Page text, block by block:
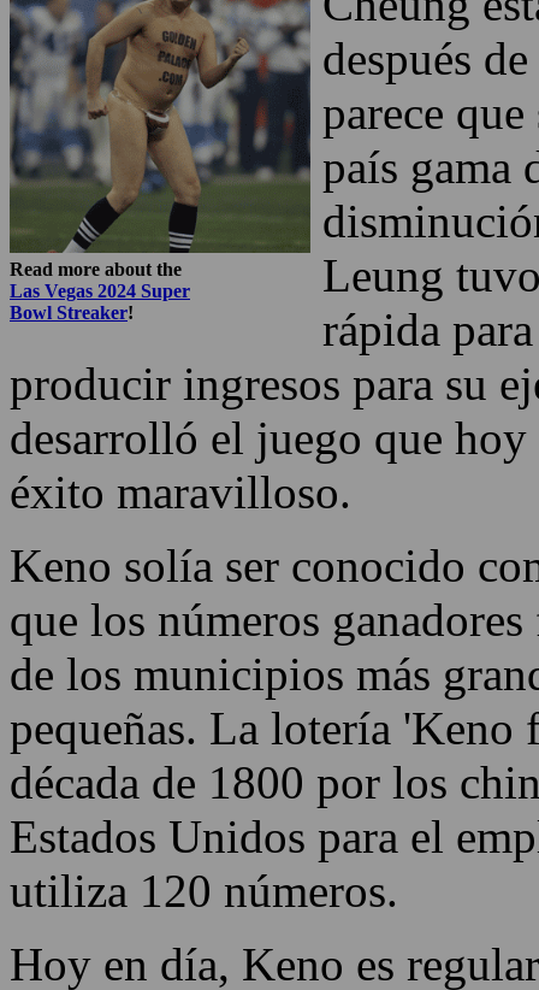
Read more about the
Las Vegas 2024 Super
Bowl Streaker!
que utilizó
fuerzas en
Cheung
después
parece
país gama
Leung
rápida
desarrolló el juego que
éxito maravilloso.
Keno solía ser conocido
que los números
de los municipios más
pequeñas. La lotería